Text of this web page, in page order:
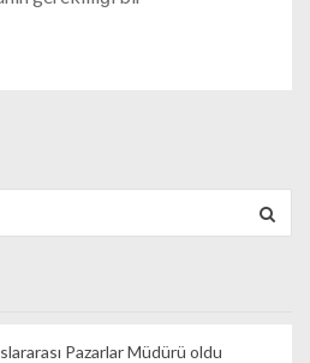
Pazarlar Müdürü oldu